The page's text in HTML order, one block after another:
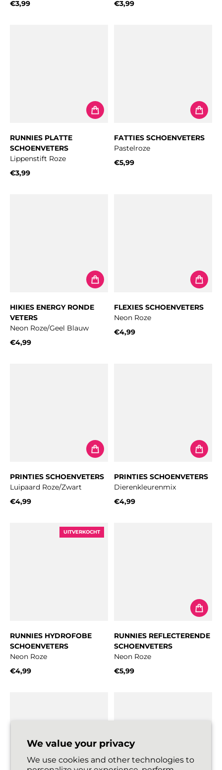
We value your privacy
We use cookies and other technologies to
€3,99 €3,99
RUNNIES PLATTE
SCHOENVETERS
Lippenstift Roze
€3,99
FATTIES SCHOENVETERS
Pastelroze
€5,99
HIKIES ENERGY RONDE
VETERS
Neon Roze/Geel Blauw
€4,99
FLEXIES SCHOENVETERS
Neon Roze
€4,99
PRINTIES SCHOENVETERS
Luipaard Roze/Zwart
€4,99
PRINTIES SCHOENVETERS
Dierenkleurenmix
€4,99
UITVERKOCHT
RUNNIES HYDROFOBE
SCHOENVETERS
Neon Roze
€4,99
RUNNIES REFLECTERENDE
SCHOENVETERS
Neon Roze
€5,99